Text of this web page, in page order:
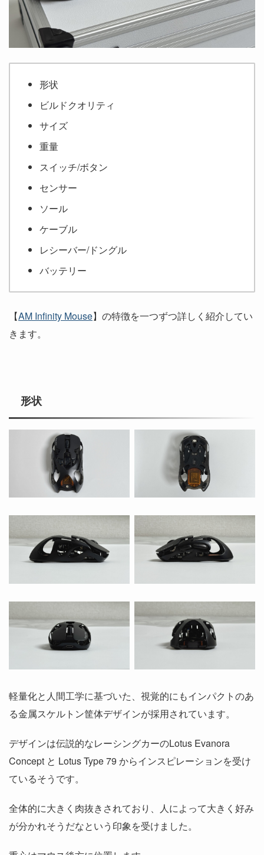
形状
ビルドクオリティ
サイズ
重量
スイッチ/ボタン
センサー
ソール
ケーブル
レシーバー/ドングル
バッテリー
【AM Infinity Mouse】の特徴を一つずつ詳しく紹介してい
きます。
形状
軽量化と人間工学に基づいた、視覚的にもインパクトのあ
る金属スケルトン筐体デザインが採用されています。
デザインは伝説的なレーシングカーのLotus Evanora
Concept と Lotus Type 79 からインスピレーションを受け
ているそうです。
全体的に大きく肉抜きされており、人によって大きく好み
が分かれそうだなという印象を受けました。